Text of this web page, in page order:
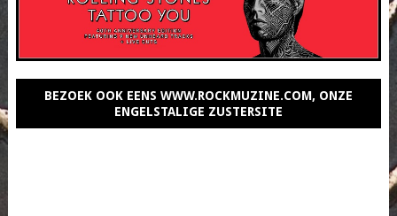
BEZOEK OOK EENS WWW.ROCKMUZINE.COM, ONZE
ENGELSTALIGE ZUSTERSITE